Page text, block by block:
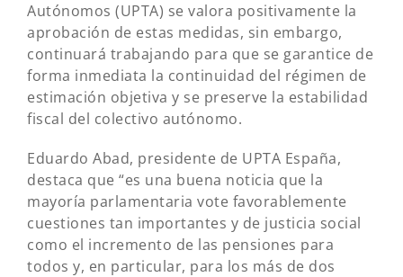
Autónomos (UPTA) se valora positivamente la
aprobación de estas medidas, sin embargo,
continuará trabajando para que se garantice de
forma inmediata la continuidad del régimen de
estimación objetiva y se preserve la estabilidad
fiscal del colectivo autónomo.
Eduardo Abad, presidente de UPTA España,
destaca que “es una buena noticia que la
mayoría parlamentaria vote favorablemente
cuestiones tan importantes y de justicia social
como el incremento de las pensiones para
todos y, en particular, para los más de dos